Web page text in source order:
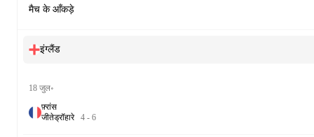
मैच के आँकड़े
इंग्लैंड
18 जुल॰
फ़्रांस
जीतेड्रॉहारे 4 - 6